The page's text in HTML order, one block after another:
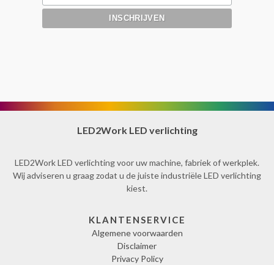
LED2Work LED verlichting
LED2Work LED verlichting voor uw machine, fabriek of werkplek.
Wij adviseren u graag zodat u de juiste industriële LED verlichting
kiest.
KLANTENSERVICE
Algemene voorwaarden
Disclaimer
Privacy Policy